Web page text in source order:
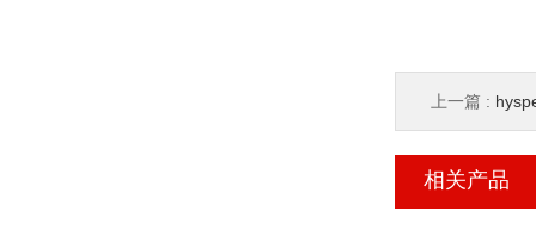
上一篇 : hyspex
相关产品